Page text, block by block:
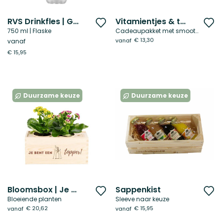
RVS Drinkfles | Gepersonaliseerd
750 ml | Flaske
vanaf
€ 15,95
Voeg
toe
aan
Vitamientjes & thee
Cadeaupakket met smoothie
vanaf € 13,30
Duurzame keuze
Bloomsbox | Je bent een topper
Bloeiende planten
vanaf € 20,62
Voeg
toe
aan
Duurzame keuze
Sappenkist
Sleeve naar keuze
vanaf € 15,95